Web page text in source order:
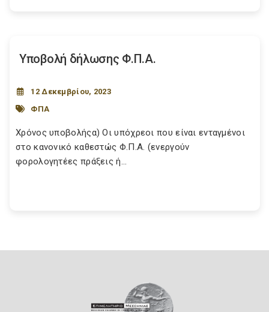
Υποβολή δήλωσης Φ.Π.Α.
12 Δεκεμβρίου, 2023
ΦΠΑ
Χρόνος υποβολήςα) Οι υπόχρεοι που είναι ενταγμένοι
στο κανονικό καθεστώς Φ.Π.Α. (ενεργούν
φορολογητέες πράξεις ή...